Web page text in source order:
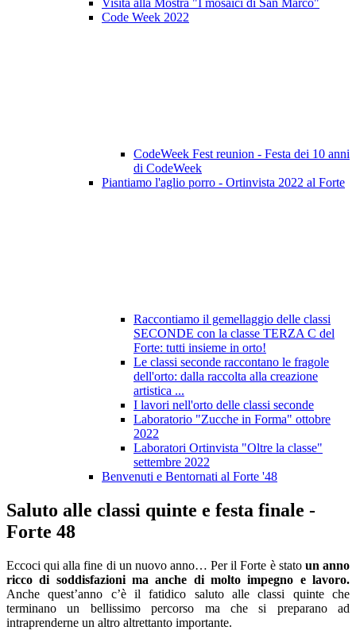
Visita alla Mostra "I mosaici di San Marco"
Code Week 2022
CodeWeek Fest reunion - Festa dei 10 anni
di CodeWeek
Piantiamo l'aglio porro - Ortinvista 2022 al Forte
Raccontiamo il gemellaggio delle classi
SECONDE con la classe TERZA C del
Forte: tutti insieme in orto!
Le classi seconde raccontano le fragole
dell'orto: dalla raccolta alla creazione
artistica ...
I lavori nell'orto delle classi seconde
Laboratorio "Zucche in Forma" ottobre
2022
Laboratori Ortinvista "Oltre la classe"
settembre 2022
Benvenuti e Bentornati al Forte '48
Saluto alle classi quinte e festa finale -
Forte 48
Eccoci qui alla fine di un nuovo anno… Per il Forte è stato un anno
ricco di soddisfazioni ma anche di molto impegno e lavoro.
Anche quest’anno c’è il fatidico saluto alle classi quinte che
terminano un bellissimo percorso ma che si preparano ad
intraprenderne un altro altrettanto importante.